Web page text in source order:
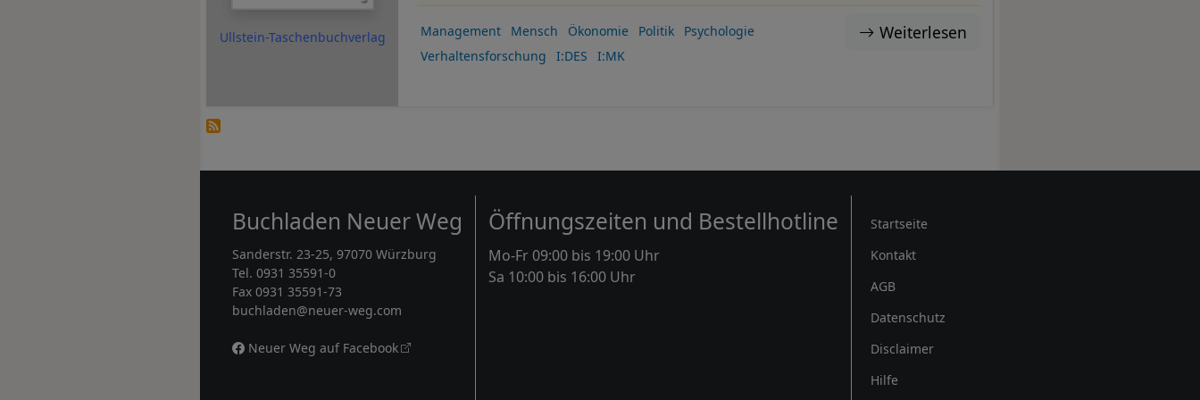
Ullstein-Taschenbuchverlag Weiterlesen
Management Mensch Ökonomie Politik
Psychologie
Verhaltensforschung
I:DES I:MK
Buchladen Neuer Weg
Sanderstr. 23-25, 97070 Würzburg
Tel. 0931 35591-0
Fax 0931 35591-73
buchladen@neuer-weg.com
Neuer Weg auf Facebook
Öffnungszeiten und Bestellhotline
Mo-Fr 09:00 bis 19:00 Uhr
Sa 10:00 bis 16:00 Uhr
Rechtliches
Startseite
Kontakt
AGB
Datenschutz
Disclaimer
Hilfe